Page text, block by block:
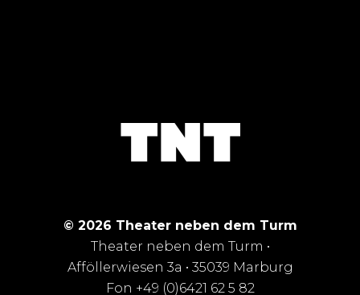
© 2026 Theater neben dem Turm
Theater neben dem Turm •
Afföllerwiesen 3a • 35039 Marburg
Fon +49 (0)6421 62 5 82